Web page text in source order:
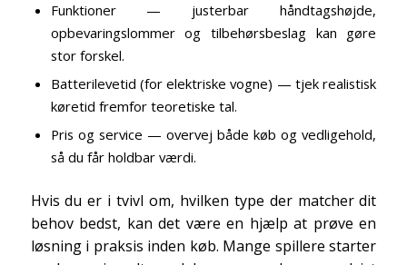
Funktioner — justerbar håndtagshøjde,
opbevaringslommer og tilbehørsbeslag kan gøre
stor forskel.
Batterilevetid (for elektriske vogne) — tjek realistisk
køretid fremfor teoretiske tal.
Pris og service — overvej både køb og vedligehold,
så du får holdbar værdi.
Hvis du er i tvivl om, hvilken type der matcher dit
behov bedst, kan det være en hjælp at prøve en
løsning i praksis inden køb. Mange spillere starter